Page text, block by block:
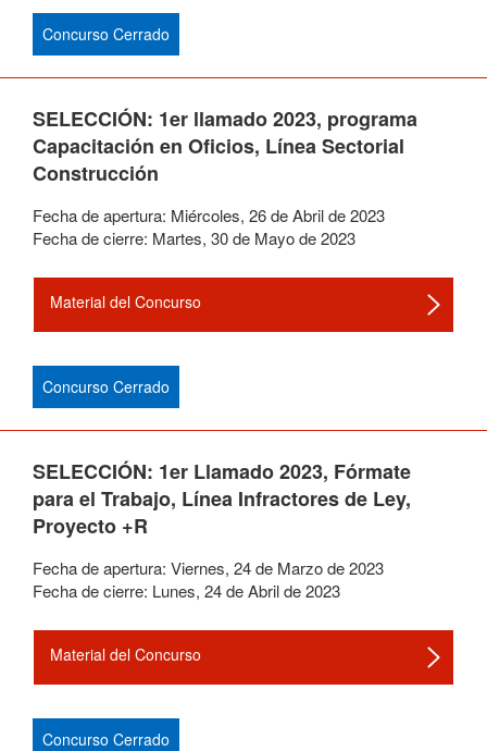
Concurso Cerrado
SELECCIÓN: 1er llamado 2023, programa
Capacitación en Oficios, Línea Sectorial
Construcción
Fecha de apertura: Miércoles, 26deAbrilde2023
Fecha de cierre: Martes, 30de Mayode2023
Material del Concurso
Concurso Cerrado
SELECCIÓN: 1er Llamado 2023, Fórmate
para el Trabajo, Línea Infractores de Ley,
Proyecto +R
Fecha de apertura: Viernes, 24de Marzode2023
Fecha de cierre: Lunes, 24deAbrilde2023
Material del Concurso
Concurso Cerrado